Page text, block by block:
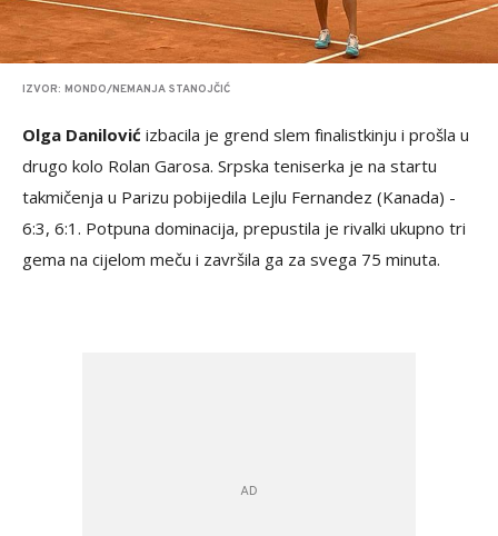
IZVOR: MONDO/NEMANJA STANOJČIĆ
Olga Danilović izbacila je grend slem finalistkinju i prošla u
drugo kolo Rolan Garosa. Srpska teniserka je na startu
takmičenja u Parizu pobijedila Lejlu Fernandez (Kanada) -
6:3, 6:1. Potpuna dominacija, prepustila je rivalki ukupno tri
gema na cijelom meču i završila ga za svega 75 minuta.